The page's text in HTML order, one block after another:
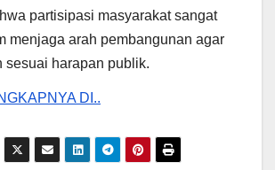
partisipasi masyarakat sangat
menjaga arah pembangunan agar
sesuai harapan publik.
DI..